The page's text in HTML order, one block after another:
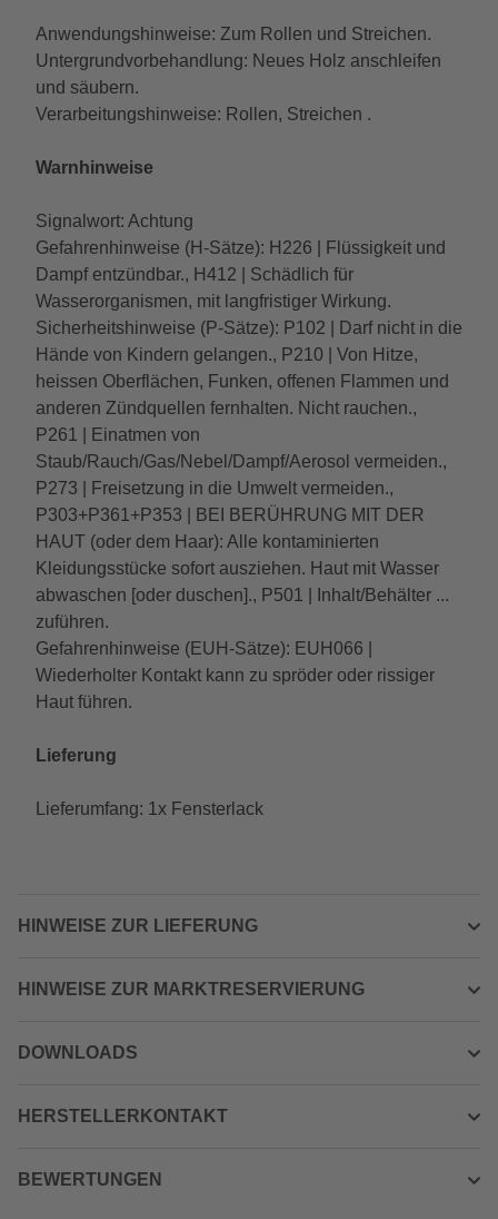
Anwendungshinweise: Zum Rollen und Streichen.
Untergrundvorbehandlung: Neues Holz anschleifen
und säubern.
Verarbeitungshinweise: Rollen, Streichen .
Warnhinweise
Signalwort: Achtung
Gefahrenhinweise (H-Sätze): H226 | Flüssigkeit und
Dampf entzündbar., H412 | Schädlich für
Wasserorganismen, mit langfristiger Wirkung.
Sicherheitshinweise (P-Sätze): P102 | Darf nicht in die
Hände von Kindern gelangen., P210 | Von Hitze,
heissen Oberflächen, Funken, offenen Flammen und
anderen Zündquellen fernhalten. Nicht rauchen.,
P261 | Einatmen von
Staub/Rauch/Gas/Nebel/Dampf/Aerosol vermeiden.,
P273 | Freisetzung in die Umwelt vermeiden.,
P303+P361+P353 | BEI BERÜHRUNG MIT DER
HAUT (oder dem Haar): Alle kontaminierten
Kleidungsstücke sofort ausziehen. Haut mit Wasser
abwaschen [oder duschen]., P501 | Inhalt/Behälter ...
zuführen.
Gefahrenhinweise (EUH-Sätze): EUH066 |
Wiederholter Kontakt kann zu spröder oder rissiger
Haut führen.
Lieferung
Lieferumfang: 1x Fensterlack
HINWEISE ZUR LIEFERUNG
HINWEISE ZUR MARKTRESERVIERUNG
DOWNLOADS
HERSTELLERKONTAKT
BEWERTUNGEN